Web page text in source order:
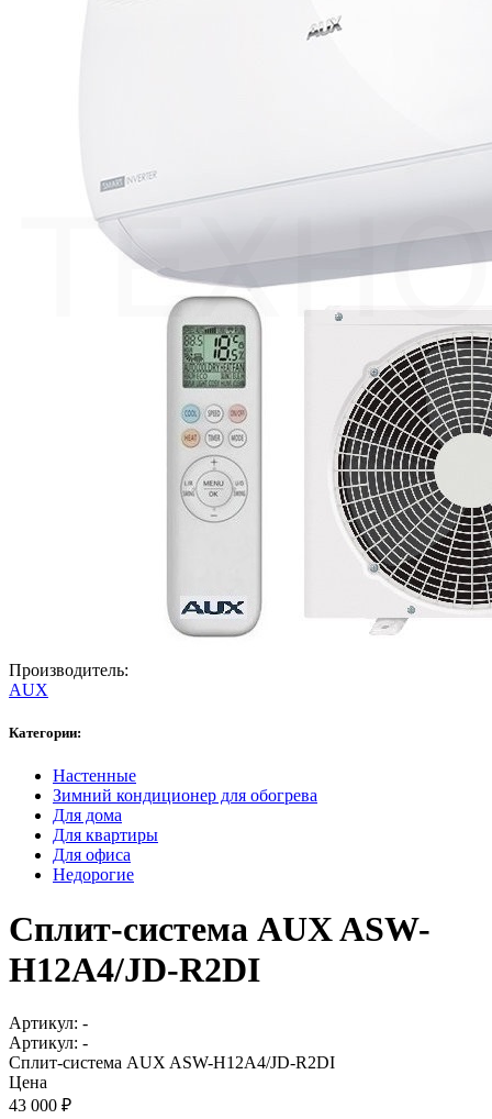
Производитель:
AUX
Категории:
Настенные
Зимний кондиционер для обогрева
Для дома
Для квартиры
Для офиса
Недорогие
Сплит-система AUX ASW-
H12A4/JD-R2DI
Артикул: -
Артикул: -
Сплит-система AUX ASW-H12A4/JD-R2DI
Цена
43 000 ₽